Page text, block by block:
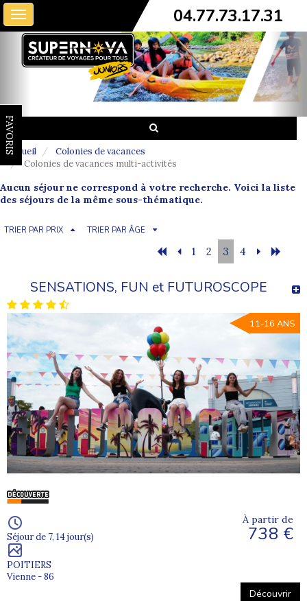
Toggle
navigation
04.77.73.17.31
FAVORIS
Accueil
Colonies de vacances
Colonies de vacances multi-activités
Aucun séjour ne correspond à votre recherche. Voici la liste
des séjours de la même sous-thématique.
TRIER PAR PRIX TRIER PAR ÂGE
1 2 3 4
SENSATIONS, FUN et FUTUROSCOPE
11-16 ANS
Séjour de 7, 14 jour(s)
POITIERS
Vienne - 86
À partir de
738 €
Découvrir